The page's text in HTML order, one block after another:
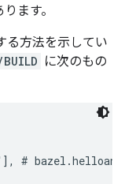
ます。
る方法を示してい
に次のもの
#